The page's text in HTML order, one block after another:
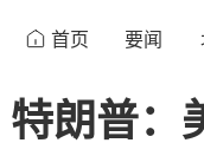
首页 要闻
特朗普：